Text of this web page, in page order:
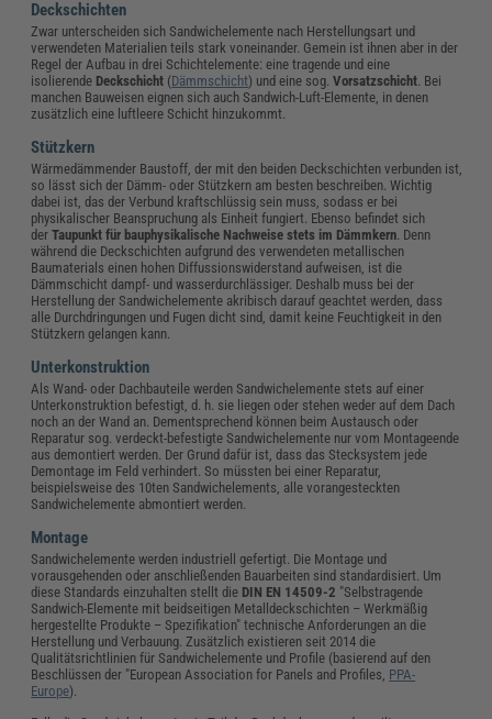
Deckschichten
Zwar unterscheiden sich Sandwichelemente nach Herstellungsart und
verwendeten Materialien teils stark voneinander. Gemein ist ihnen aber in der
Regel der Aufbau in drei Schichtelemente: eine tragende und eine
isolierende Deckschicht (Dämmschicht) und eine sog.Vorsatzschicht. Bei
manchen Bauweisen eignen sich auch Sandwich-Luft-Elemente, in denen
zusätzlich eine luftleere Schicht hinzukommt.
Stützkern
Wärmedämmender Baustoff, der mit den beiden Deckschichten verbunden ist,
so lässt sich der Dämm- oder Stützkern am besten beschreiben. Wichtig
dabei ist, das der Verbund kraftschlüssig sein muss, sodass er bei
physikalischer Beanspruchung als Einheit fungiert. Ebenso befindet sich
derTaupunkt für bauphysikalische Nachweise stets im Dämmkern. Denn
während die Deckschichten aufgrund des verwendeten metallischen
Baumaterials einen hohen Diffussionswiderstand aufweisen, ist die
Dämmschicht dampf- und wasserdurchlässiger. Deshalb muss bei der
Herstellung der Sandwichelemente akribisch darauf geachtet werden, dass
alle Durchdringungen und Fugen dicht sind, damit keine Feuchtigkeit in den
Stützkern gelangen kann.
Unterkonstruktion
Als Wand- oder Dachbauteile werden Sandwichelemente stets auf einer
Unterkonstruktion befestigt, d. h. sie liegen oder stehen weder auf dem Dach
noch an der Wand an. Dementsprechend können beim Austausch oder
Reparatur sog. verdeckt-befestigte Sandwichelemente nur vom Montageende
aus demontiert werden. Der Grund dafür ist, dass das Stecksystem jede
Demontage im Feld verhindert. So müssten bei einer Reparatur,
beispielsweise des 10ten Sandwichelements, alle vorangesteckten
Sandwichelemente abmontiert werden.
Montage
Sandwichelemente werden industriell gefertigt. Die Montage und
vorausgehenden oder anschließenden Bauarbeiten sind standardisiert. Um
diese Standards einzuhalten stellt die DIN EN 14509-2 "Selbstragende
Sandwich-Elemente mit beidseitigen Metalldeckschichten – Werkmäßig
hergestellte Produkte – Spezifikation" technische Anforderungen an die
Herstellung und Verbauung. Zusätzlich existieren seit 2014 die
Qualitätsrichtlinien für Sandwichelemente und Profile (basierend auf den
Beschlüssen der "European Association for Panels and Profiles, PPA-
Europe).